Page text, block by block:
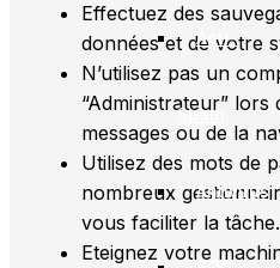
Anti-
Spam
Antivirus
Effectuez des
données et de votre
N’utilisez pas un
“Administrateur”
messages ou de la
Utilisez des mots de
nombreux
vous faciliter la tâche.
Eteignez votre